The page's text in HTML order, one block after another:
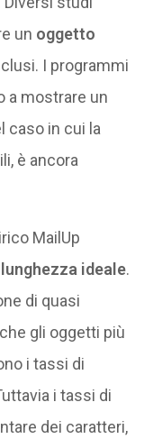
un oggetto
I programmi
a mostrare un
caso in cui la
è ancora
MailUp
ideale.
di quasi
gli oggetti più
i tassi di
i tassi di
dei caratteri,